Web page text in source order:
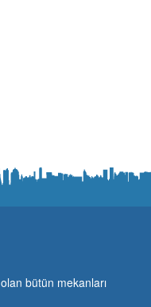
bütün mekanları